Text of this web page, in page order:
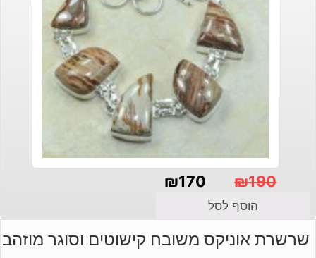
₪190
המקורי
היה:
₪170
הנוכחי
הוא:
הוסף לסל
שרשרת אוניקס משובח קישוטים וסוגר מוזהב